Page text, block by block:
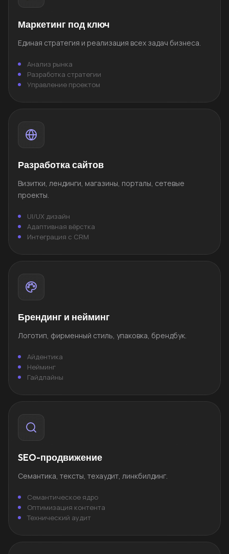
Маркетинг под ключ
Единая стратегия и реализация всех задач бизнеса.
Анализ рынка
Разработка стратегии
Управление проектом
Разработка сайтов
Визитки, лендинги, магазины, порталы, сетевые
проекты.
UI/UX дизайн
Адаптивная вёрстка
Интеграция с CRM
Брендинг и нейминг
Логотип, фирменный стиль, упаковка, брендбук.
Айдентика
Нейминг
Гайдлайны
SEO-продвижение
Семантика, тексты, техаудит, линкбилдинг.
Семантическое ядро
Оптимизация контента
Технический аудит